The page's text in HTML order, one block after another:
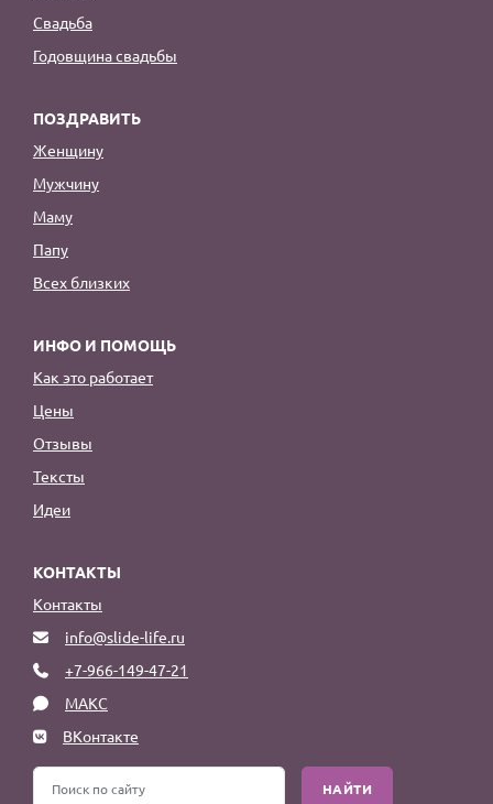
Свадьба
Годовщина свадьбы
ПОЗДРАВИТЬ
Женщину
Мужчину
Маму
Папу
Всех близких
ИНФО И ПОМОЩЬ
Как это работает
Цены
Отзывы
Тексты
Идеи
КОНТАКТЫ
Контакты
info@slide-life.ru
+7-966-149-47-21
МАКС
ВКонтакте
НАЙТИ